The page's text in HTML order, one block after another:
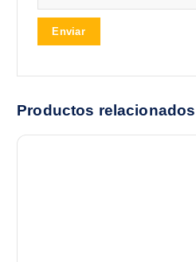
Productos relacionados